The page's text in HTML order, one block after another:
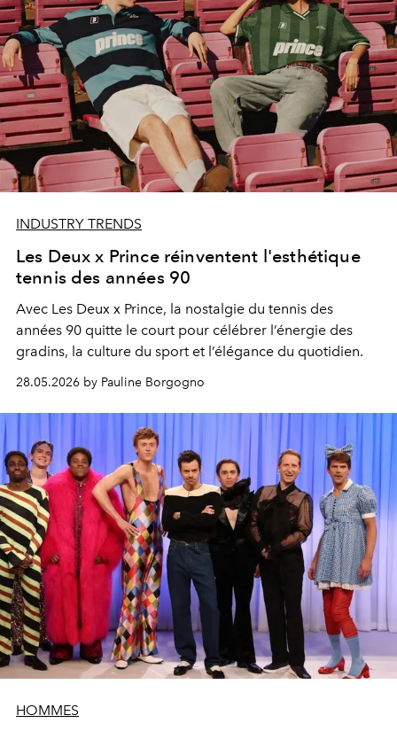
INDUSTRY TRENDS
Les Deux x Prince réinventent l'esthétique
tennis des années 90
Avec Les Deux x Prince, la nostalgie du tennis des
années 90 quitte le court pour célébrer l’énergie des
gradins, la culture du sport et l’élégance du quotidien.
28.05.2026 by Pauline Borgogno
HOMMES